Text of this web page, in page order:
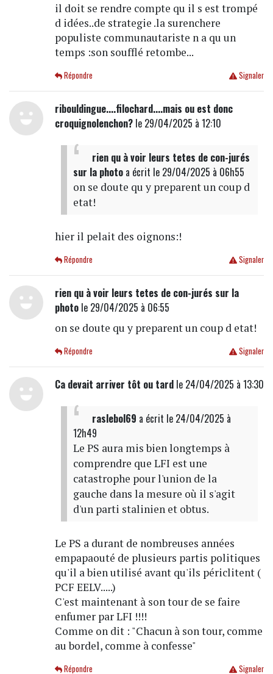
il doit se rendre compte qu il s est trompé
d idées..de strategie .la surenchere
populiste communautariste n a qu un
temps :son soufflé retombe...
Signaler
Répondre
ribouldingue....filochard....mais ou est donc
croquignolenchon?le 29/04/2025 à 12:10
rien qu à voir leurs tetes de con-jurés
sur la photoa écrit le 29/04/2025 à 06h55
on se doute qu y preparent un coup d
etat!
hier il pelait des oignons:!
Signaler
Répondre
rien qu à voir leurs tetes de con-jurés sur la
photole 29/04/2025 à 06:55
on se doute qu y preparent un coup d etat!
Signaler
Répondre
Ca devait arriver tôt ou tardle 24/04/2025 à 13:30
raslebol69 a écrit le 24/04/2025 à
12h49
Le PS aura mis bien longtemps à
comprendre que LFI est une
catastrophe pour l'union de la
gauche dans la mesure où il s'agit
d'un parti stalinien et obtus.
Le PS a durant de nombreuses années
empapaouté de plusieurs partis politiques
qu'il a bien utilisé avant qu'ils périclitent (
PCF EELV.....)
C'est maintenant à son tour de se faire
enfumer par LFI !!!!
Comme on dit : "Chacun à son tour, comme
au bordel, comme à confesse"
Signaler
Répondre